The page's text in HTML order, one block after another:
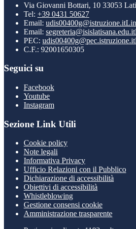
Via Giovanni Bottari, 10 33053
Tel: +39 0431 50627
Email: udis00400g@istruzione.it
Email: segreteria@isislatisana.edu.it
PEC: udis00400g@pec.istruzione.it
C.F.: 92001650305
Seguici su
Facebook
Youtube
Instagram
Sezione Link Utili
Cookie policy
Note legali
Informativa Privacy
Ufficio Relazioni con il Pubblico
Dichiarazione di accessibilità
Obiettivi di accessibilità
Whistleblowing
Gestione consensi cookie
Amministrazione trasparente